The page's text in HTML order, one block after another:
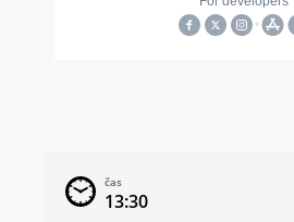
čas
13:30